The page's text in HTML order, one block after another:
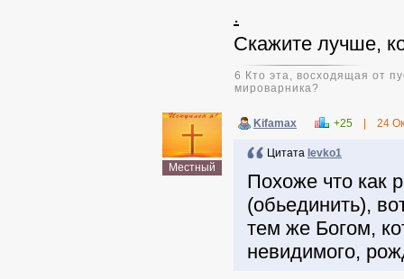
.
Скажите лучше,
6 Кто эта, восходящая от
мироварника?
Местный
Kifamax +25 24
Цитата levko1
Похоже что как
(обьединить),
тем же Богом,
невидимого,